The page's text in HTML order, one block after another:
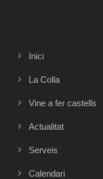
Inici
La Colla
Vine a fer castells
Actualitat
Serveis
Calendari